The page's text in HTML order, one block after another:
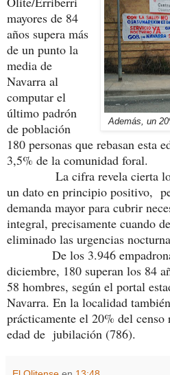
Además, un
mayores de 84
años supera más
de un punto la
media de
Navarra al
computar el
último padrón
de población
180 personas que rebasan esta
3,5% de la comunidad foral.
La cifra revela cierta
un dato en principio positivo,
demanda mayor para cubrir
integral, precisamente cuando
eliminado las urgencias
De los 3.946
diciembre, 180 superan los 84
58 hombres, según el portal
Navarra. En la localidad
prácticamente el 20% del censo
edad de jubilación (786).